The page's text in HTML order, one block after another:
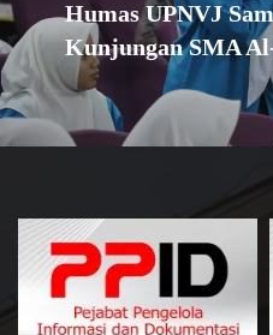
Humas UPNVJ
Kunjungan SMA